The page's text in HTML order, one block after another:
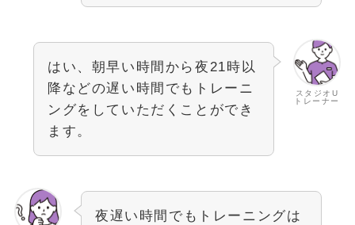
スタジオU
トレーナー
はい、朝早い時間から夜21時以
降などの遅い時間でもトレーニ
ングをしていただくことができ
ます。
夜遅い時間でもトレーニングは